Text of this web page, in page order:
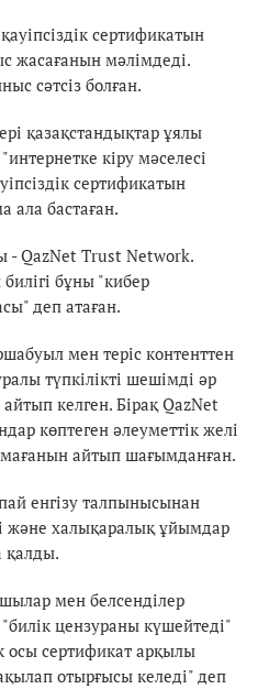
сертификатын
жасағанын мәлімдеді.
сәтсіз болған.
қазақстандықтар ұялы
кіру мәселесі
сертификатын
ала бастаған.
- QazNet Trust Network.
бұны "кибер
деп атаған.
мен теріс контенттен
түпкілікті шешімді әр
келген. Бірақ QazNet
көптеген әлеуметтік желі
айтып шағымданған.
енгізу талпынысынан
және халықаралық ұйымдар
қалды.
мен белсенділер
цензураны күшейтеді"
осы сертификат арқылы
отырғысы келеді" деп